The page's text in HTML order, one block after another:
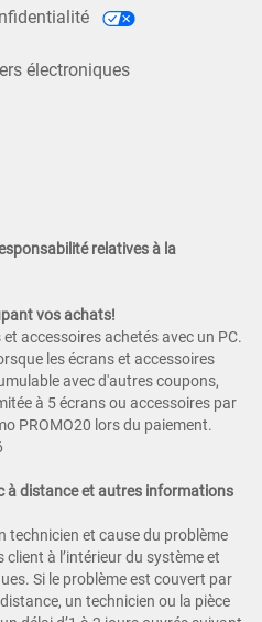
électroniques
relatives à la
vos achats!
accessoires achetés avec un PC.
les écrans et accessoires
avec d'autres coupons,
à 5 écrans ou accessoires par
PROMO20 lors du paiement.
à distance et autres informations
technicien et cause du problème
client à l’intérieur du système et
Si le problème est couvert par
un technicien ou la pièce